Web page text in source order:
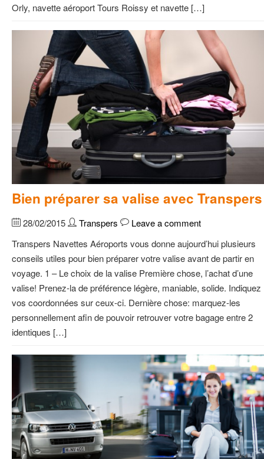
Orly, navette aéroport Tours Roissy et navette […]
Bien préparer sa valise avec Transpers
28/02/2015 Transpers
Leave a comment
Transpers Navettes Aéroports vous donne aujourd’hui plusieurs
conseils utiles pour bien préparer votre valise avant de partir en
voyage. 1 – Le choix de la valise Première chose, l’achat d’une
valise! Prenez-la de préférence légère, maniable, solide. Indiquez
vos coordonnées sur ceux-ci. Dernière chose: marquez-les
personnellement afin de pouvoir retrouver votre bagage entre 2
identiques […]